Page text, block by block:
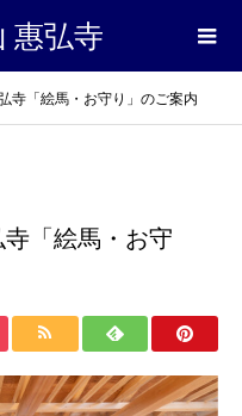
惠弘寺
寺「絵馬・お守り」のご案内
「絵馬・お守